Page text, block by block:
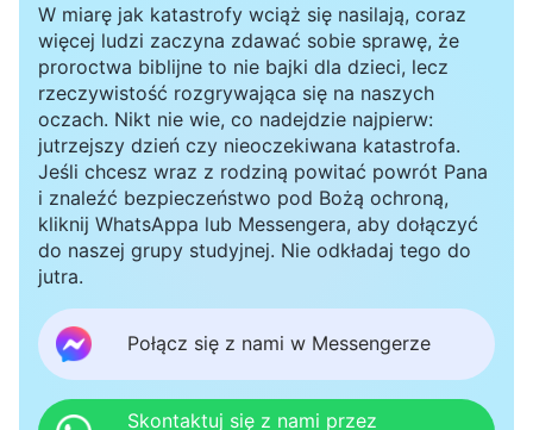
6000 lat Bożym planie zarządzania w celu
zbawienia ludzkości, o tym, jak szatan
deprawuje ludzi i jak dzieło Boga prowadzi do ich
zbawienia. Te słowa niosły ze sobą oświecenie i
poruszyły mnie. Postanowiłam lepiej poznać
Błyskawicę ze Wschodu.
Na jednym ze spotkań spytałam brata Yanga:
„Pastor zawsze powtarza, że cała Biblia
powstała z Bożego natchnienia, że jest słowem
Boga, a wy twierdzicie, że Biblia zawiera także
W miarę jak katastrofy wciąż się nasilają, coraz
więcej ludzi zaczyna zdawać sobie sprawę, że
proroctwa biblijne to nie bajki dla dzieci, lecz
rzeczywistość rozgrywająca się na naszych
oczach. Nikt nie wie, co nadejdzie najpierw:
jutrzejszy dzień czy nieoczekiwana katastrofa.
Jeśli chcesz wraz z rodziną powitać powrót Pana
i znaleźć bezpieczeństwo pod Bożą ochroną,
kliknij WhatsAppa lub Messengera, aby dołączyć
do naszej grupy studyjnej. Nie odkładaj tego do
jutra.
Połącz się z nami w Messengerze
Skontaktuj się z nami przez